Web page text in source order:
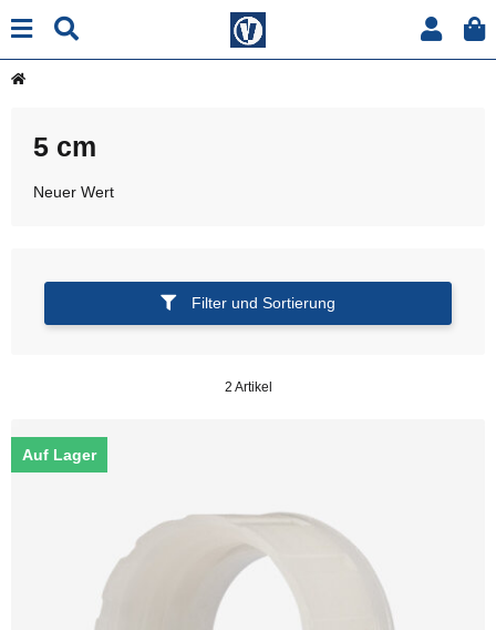
5 cm
Neuer Wert
Filter und Sortierung
2 Artikel
Auf Lager